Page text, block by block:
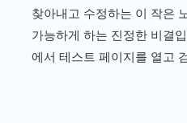
찾아내고 수정하는 이 작은
가능하게 하는 진정한 비결
에서 테스트 페이지를 열고